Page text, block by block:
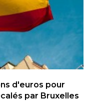
d'euros pour
par Bruxelles